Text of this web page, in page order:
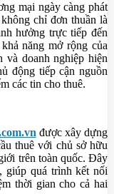
mại ngày càng phát
chỉ đơn thuần là
hưởng trực tiếp đến
năng mở rộng của
và doanh nghiệp hiện
động tiếp cận nguồn
các tin cho thuê.
được xây dựng
thuê với chủ sở hữu
trên toàn quốc. Đây
giúp quá trình kết nối
thời gian cho cả hai